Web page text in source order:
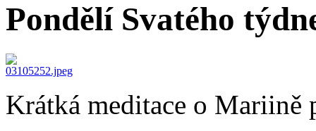
Pondělí Svatého
Krátká meditace o Mariině